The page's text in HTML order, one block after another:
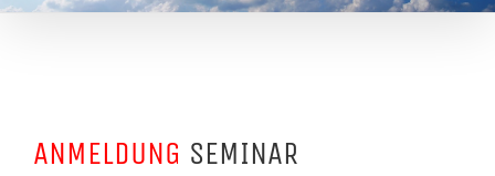
ANMELDUNG SEMINAR